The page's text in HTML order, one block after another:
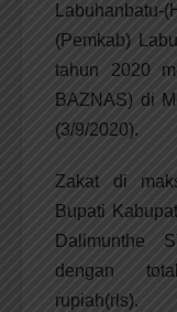
(Pemkab)
tahun 2020
BAZNAS) di
(3/9/2020).
Zakat di
Bupati
Dalimunthe
dengan
rupiah(rls).